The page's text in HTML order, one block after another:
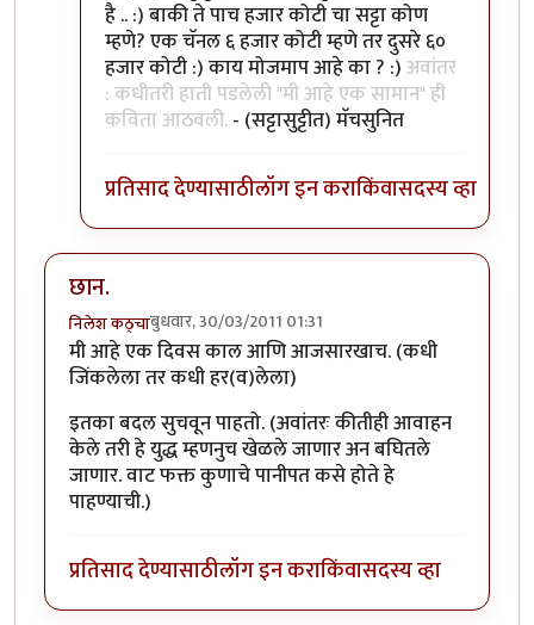
है .. :) बाकी ते पाच हजार कोटी चा सट्टा कोण
म्हणे? एक चॅनल ६ हजार कोटी म्हणे तर दुसरे ६०
हजार कोटी :) काय मोजमाप आहे का ? :)अवांतर
: कधीतरी हाती पडलेली "मी आहे एक सामान" ही
कविता आठवली.- (सट्टासुट्टीत) मॅचसुनित
प्रतिसाद देण्यासाठीलॉग इन कराकिंवासदस्य व्हा
छान.
निलेश कठ्चाबुधवार, 30/03/2011 01:31
मी आहे एक दिवस काल आणि आजसारखाच. (कधी
जिंकलेला तर कधी हर(व)लेला)
इतका बदल सुचवून पाहतो. (अवांतरः कीतीही आवाहन
केले तरी हे युद्ध म्हणनुच खेळले जाणार अन बघितले
जाणार. वाट फक्त कुणाचे पानीपत कसे होते हे
पाहण्याची.)
प्रतिसाद देण्यासाठीलॉग इन कराकिंवासदस्य व्हा